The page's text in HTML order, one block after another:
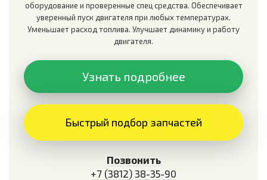
оборудование и проверенные спец средства. Обеспечивает
уверенный пуск двигателя при любых температурах.
Уменьшает расход топлива. Улучшает динамику и работу
двигателя.
Узнать подробнее
Быстрый подбор запчастей
Позвонить
+7 (3812) 38-35-90